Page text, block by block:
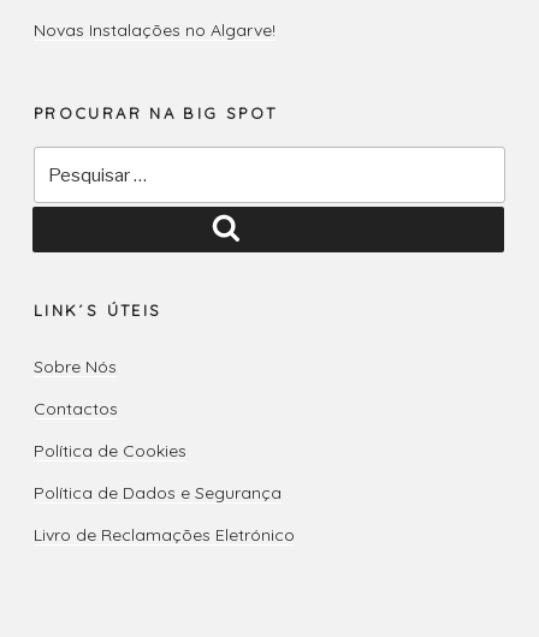
Novas Instalações no Algarve!
PROCURAR NA BIG SPOT
por:
LINK´S ÚTEIS
Sobre Nós
Contactos
Política de Cookies
Política de Dados e Segurança
Livro de Reclamações Eletrónico